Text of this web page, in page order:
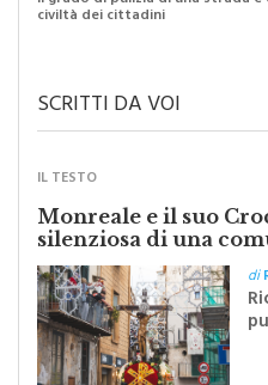
Monreale e il suo
silenziosa di una
di